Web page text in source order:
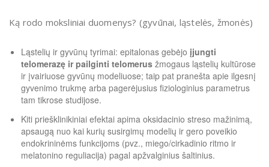
Ką rodo moksliniai duomenys? (gyvūnai, ląstelės, žmonės)
Ląstelių ir gyvūnų tyrimai: epitalonas gebėjo įjungti
telomerazę ir pailginti telomerus žmogaus ląstelių kultūrose
ir įvairiuose gyvūnų modeliuose; taip pat pranešta apie ilgesnį
gyvenimo trukmę arba pagerėjusius fiziologinius parametrus
tam tikrose studijose.
Kiti priešklinikiniai efektai apima oksidacinio streso mažinimą,
apsaugą nuo kai kurių susirgimų modelių ir gero poveikio
endokrininėms funkcijoms (pvz., miego/cirkadinio ritmo ir
melatonino reguliacija) pagal apžvalginius šaltinius.